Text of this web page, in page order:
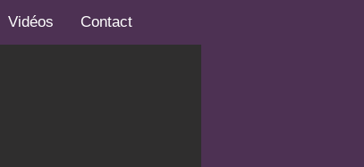
Vidéos Contact